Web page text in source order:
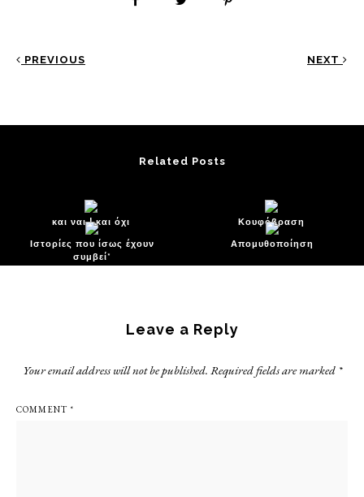
PREVIOUS NEXT
Related Posts
και ναι | και όχι Κουφόβραση
Ιστορίες που ίσως έχουν
συμβεί*
Απομυθοποίηση
InteractionsLeave a Reply
Your email address will not be published. Required fields are marked *
COMMENT *